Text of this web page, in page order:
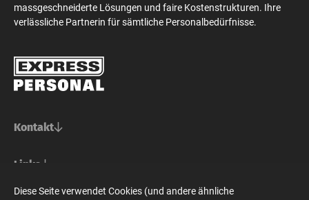
massgeschneiderte Lösungen und faire Kostenstrukturen. Ihre
verlässliche Partnerin für sämtliche Personalbedürfnisse.
Kontakt
Basel/Nordwestschweiz
Steinenvorstadt 73
Bern/Mittelland
Links
Für Stellensuchende
Diese Seite verwendet Cookies (und andere ähnliche